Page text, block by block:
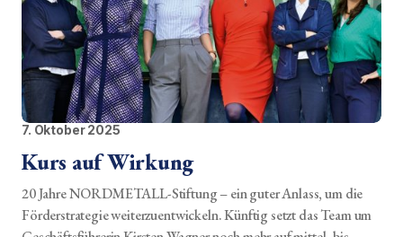
7. Oktober 2025
Kurs auf Wirkung
20 Jahre NORDMETALL-Stiftung – ein guter Anlass, um die
Förderstrategie weiterzuentwickeln. Künftig setzt das Team um